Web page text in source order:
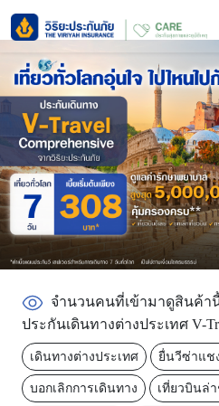
จำนวนคนที่เข้ามาดูสินค้านี้
ประกันเดินทางต่างประเทศ V-
เดินทางต่างประเทศ ยื่นวีซ่าแช
บอกเลิกการเดินทาง เที่ยวบินล่